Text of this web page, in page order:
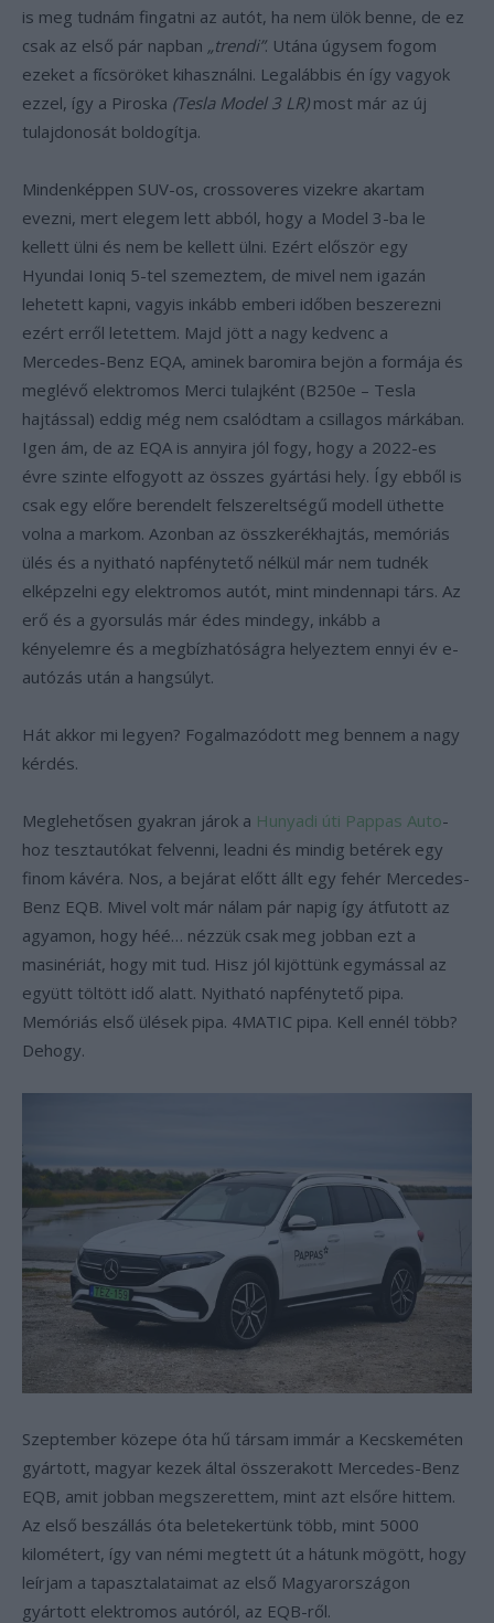
is meg tudnám fingatni az autót, ha nem ülök benne, de ez
csak az első pár napban „trendi”. Utána úgysem fogom
ezeket a fícsöröket kihasználni. Legalábbis én így vagyok
ezzel, így a Piroska (Tesla Model 3 LR)most már az új
tulajdonosát boldogítja.
Mindenképpen SUV-os, crossoveres vizekre akartam
evezni, mert elegem lett abból, hogy a Model 3-ba le
kellett ülni és nem be kellett ülni. Ezért először egy
Hyundai Ioniq 5-tel szemeztem, de mivel nem igazán
lehetett kapni, vagyis inkább emberi időben beszerezni
ezért erről letettem. Majd jött a nagy kedvenc a
Mercedes-Benz EQA, aminek baromira bejön a formája és
meglévő elektromos Merci tulajként (B250e – Tesla
hajtással) eddig még nem csalódtam a csillagos márkában.
Igen ám, de az EQA is annyira jól fogy, hogy a 2022-es
évre szinte elfogyott az összes gyártási hely. Így ebből is
csak egy előre berendelt felszereltségű modell üthette
volna a markom. Azonban az összkerékhajtás, memóriás
ülés és a nyitható napfénytető nélkül már nem tudnék
elképzelni egy elektromos autót, mint mindennapi társ. Az
erő és a gyorsulás már édes mindegy, inkább a
kényelemre és a megbízhatóságra helyeztem ennyi év e-
autózás után a hangsúlyt.
Hát akkor mi legyen? Fogalmazódott meg bennem a nagy
kérdés.
Meglehetősen gyakran járok a Hunyadi úti Pappas Auto-
hoz tesztautókat felvenni, leadni és mindig betérek egy
finom kávéra. Nos, a bejárat előtt állt egy fehér Mercedes-
Benz EQB. Mivel volt már nálam pár napig így átfutott az
agyamon, hogy héé… nézzük csak meg jobban ezt a
masinériát, hogy mit tud. Hisz jól kijöttünk egymással az
együtt töltött idő alatt. Nyitható napfénytető pipa.
Memóriás első ülések pipa. 4MATIC pipa. Kell ennél több?
Dehogy.
Szeptember közepe óta hű társam immár a Kecskeméten
gyártott, magyar kezek által összerakott Mercedes-Benz
EQB, amit jobban megszerettem, mint azt elsőre hittem.
Az első beszállás óta beletekertünk több, mint 5000
kilométert, így van némi megtett út a hátunk mögött, hogy
leírjam a tapasztalataimat az első Magyarországon
gyártott elektromos autóról, az EQB-ről.